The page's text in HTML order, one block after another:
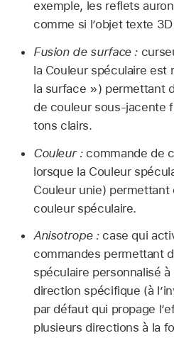
exemple, les reflets
comme si l’objet texte
Fusion de surface :
la Couleur spéculaire est
la surface ») permettant
de couleur sous-jacente
tons clairs.
Couleur :commande de
lorsque la Couleur
Couleur unie) permettant
couleur spéculaire.
Anisotrope :case qui
commandes permettant
spéculaire personnalisé
direction spécifique (à
par défaut qui propage
plusieurs directions à la